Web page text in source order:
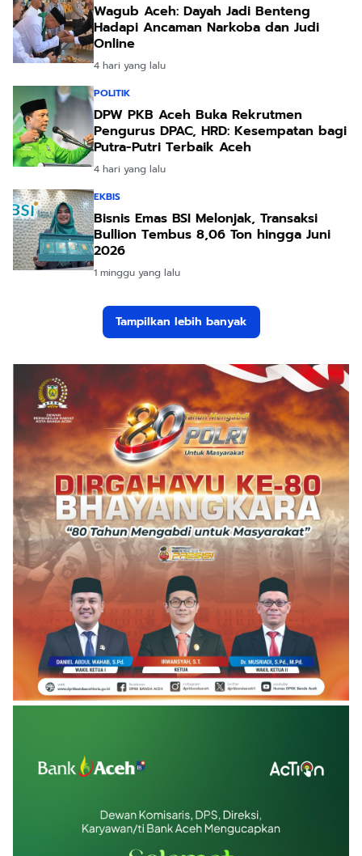
Wagub Aceh: Dayah Jadi Benteng
Hadapi Ancaman Narkoba dan Judi
Online
4 hari yang lalu
POLITIK
DPW PKB Aceh Buka Rekrutmen
Pengurus DPAC, HRD: Kesempatan bagi
Putra-Putri Terbaik Aceh
4 hari yang lalu
EKBIS
Bisnis Emas BSI Melonjak, Transaksi
Bullion Tembus 8,06 Ton hingga Juni
2026
1 minggu yang lalu
Tampilkan lebih banyak